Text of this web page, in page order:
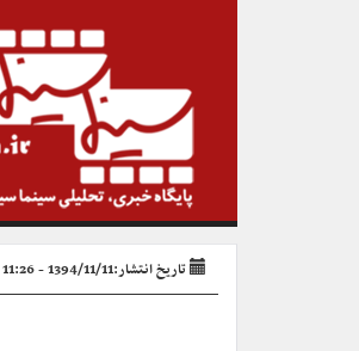
تاریخ انتشار:1394/11/11 - 11:26